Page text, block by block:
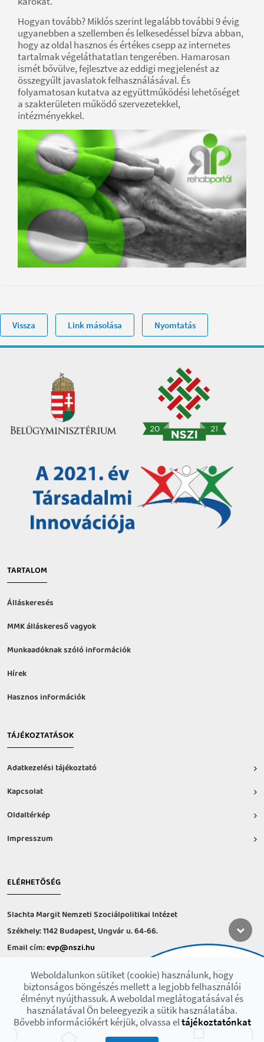
Hogyan tovább? Miklós szerint legalább további 9 évig
ugyanebben a szellemben és lelkesedéssel bízva abban,
hogy az oldal hasznos és értékes csepp az internetes
tartalmak végeláthatatlan tengerében. Hamarosan
ismét bővülve, fejlesztve az eddigi megjelenést az
összegyűlt javaslatok felhasználásával. És
folyamatosan kutatva az együttműködési lehetőséget
a szakterületen működő szervezetekkel,
intézményekkel.
Vissza Link másolása Nyomtatás
TARTALOM
Álláskeresés
MMK álláskereső vagyok
Munkaadóknak szóló információk
Hírek
Hasznos információk
TÁJÉKOZTATÁSOK
Adatkezelési tájékoztató
Kapcsolat
Oldaltérkép
Impresszum
ELÉRHETŐSÉG
Slachta Margit Nemzeti Szociálpolitikai Intézet
Székhely: 1142 Budapest, Ungvár u. 64-66.
Email cím:evp@nszi.hu
hétfő-csütörtök: 8:00-16:00
péntek: 8:00-14.00
2021 © Minden jog fenntartva! Készült az EFOP-1.9.3-VEKOP-17 projekt
Weboldalunkon sütiket (cookie) használunk, hogy
biztonságos böngészés mellett a legjobb felhasználói
élményt nyújthassuk. A weboldal meglátogatásával és
használatával Ön beleegyezik a sütik használatába.
Bővebb információkért kérjük, olvassa eltájékoztatónkat